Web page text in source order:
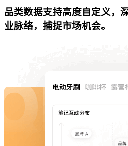
品类数据支持高度自定义，
业脉络，捕捉市场机会。